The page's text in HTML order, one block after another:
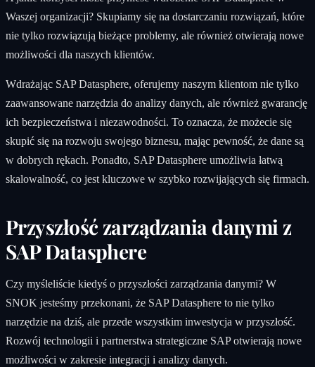
Waszej organizacji? Skupiamy się na dostarczaniu rozwiązań, które
nie tylko rozwiązują bieżące problemy, ale również otwierają nowe
możliwości dla naszych klientów.
Wdrażając SAP Datasphere, oferujemy naszym klientom nie tylko
zaawansowane narzędzia do analizy danych, ale również gwarancję
ich bezpieczeństwa i niezawodności. To oznacza, że możecie się
skupić się na rozwoju swojego biznesu, mając pewność, że dane są
w dobrych rękach. Ponadto, SAP Datasphere umożliwia łatwą
skalowalność, co jest kluczowe w szybko rozwijających się firmach.
Przyszłość zarządzania danymi z
SAP Datasphere
Czy myśleliście kiedyś o przyszłości zarządzania danymi? W
SNOK jesteśmy przekonani, że SAP Datasphere to nie tylko
narzędzie na dziś, ale przede wszystkim inwestycja w przyszłość.
Rozwój technologii i partnerstwa strategiczne SAP otwierają nowe
możliwości w zakresie integracji i analizy danych.